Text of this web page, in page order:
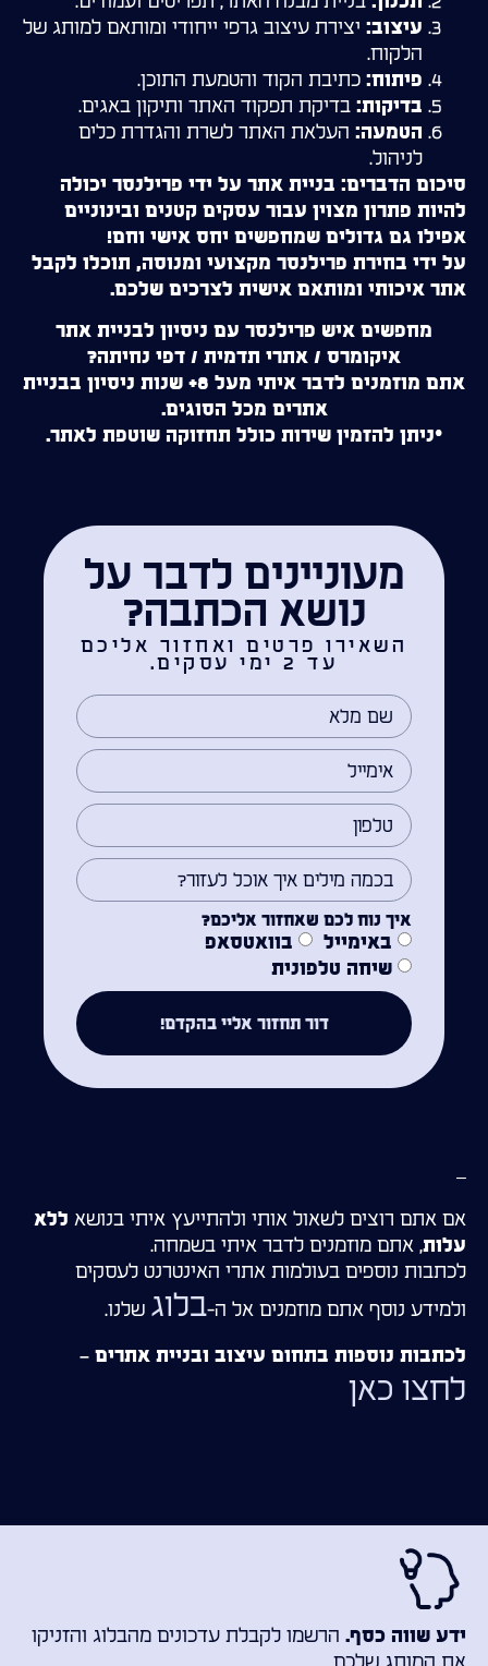
עיצוב: יצירת עיצוב גרפי ייחודי ומותאם למותג של
הלקוח.
פיתוח: כתיבת הקוד והטמעת התוכן.
בדיקות: בדיקת תפקוד האתר ותיקון באגים.
הטמעה: העלאת האתר לשרת והגדרת כלים
לניהול.
סיכום הדברים: בניית אתר על ידי פרילנסר יכולה
להיות פתרון מצוין עבור עסקים קטנים ובינוניים
אפילו גם גדולים שמחפשים יחס אישי וחם!
על ידי בחירת פרילנסר מקצועי ומנוסה, תוכלו לקבל
אתר איכותי ומותאם אישית לצרכים שלכם.
מחפשים איש פרילנסר עם ניסיון לבניית אתר
איקומרס / אתרי תדמית / דפי נחיתה?
אתם מוזמנים לדבר איתי מעל 8+ שנות ניסיון בבניית
אתרים מכל הסוגים.
*ניתן להזמין שירות כולל תחזוקה שוטפת לאתר.
מעוניינים לדבר על
נושא הכתבה?
השאירו פרטים ואחזור אליכם
עד 2 ימי עסקים.
איך נוח לכם שאחזור אליכם?
באימייל
בוואטסאפ
שיחה טלפונית
דור תחזור אליי בהקדם!
–
אם אתם רוצים לשאול אותי ולהתייעץ איתי בנושא ללא
עלות, אתם מוזמנים לדבר איתי בשמחה.
לכתבות נוספים בעולמות אתרי האינטרנט לעסקים
ולמידע נוסף אתם מוזמנים אל ה-בלוג שלנו.
לכתבות נוספות בתחום עיצוב ובניית אתרים –
לחצו כאן
ידע שווה כסף. הרשמו לקבלת עדכונים מהבלוג והזניקו